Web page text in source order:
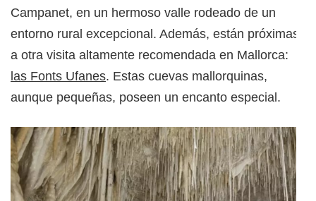
Campanet, en un hermoso valle rodeado de un
entorno rural excepcional. Además, están próximas
a otra visita altamente recomendada en Mallorca:
las Fonts Ufanes. Estas cuevas mallorquinas,
aunque pequeñas, poseen un encanto especial.